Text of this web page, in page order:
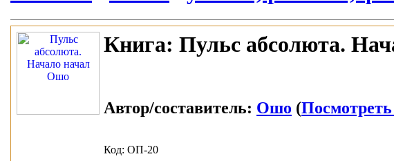
Книга: Пульс абсолюта.
Автор/составитель: Ошо (Посмотреть
Код: ОП-20